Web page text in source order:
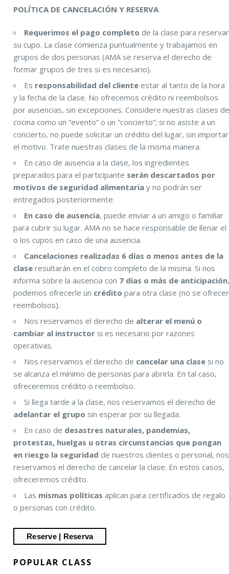
POLÍTICA DE CANCELACIÓN Y RESERVA
Requerimos el pago completo de la clase para reservar
su cupo. La clase comienza puntualmente y trabajamos en
grupos de dos personas (AMA se reserva el derecho de
formar grupos de tres si es necesario).
Es responsabilidad del cliente estar al tanto de la hora
y la fecha de la clase. No ofrecemos crédito ni reembolsos
por ausencias, sin excepciones. Considere nuestras clases
cocina como un “evento” o un “concierto”; si no asiste a un
concierto, no puede solicitar un crédito del lugar, sin importar
el motivo. Trate nuestras clases de la misma manera.
En caso de ausencia a la clase, los ingredientes
preparados para el participante serán descartados por
motivos de seguridad alimentaria y no podrán ser
entregados posteriormente.
En caso de ausencia, puede enviar a un amigo o familiar
para cubrir su lugar. AMA no se hace responsable de llenar el
o los cupos en caso de una ausencia.
Cancelaciones realizadas 6 días o menos antes de la
clase resultarán en el cobro completo de la misma. Si nos
informa sobre la ausencia con 7 días o más de anticipación
podemos ofrecerle un crédito para otra clase (no se
reembolsos).
Nos reservamos el derecho de alterar el menú o
cambiar al instructor si es necesario por razones
operativas.
Nos reservamos el derecho de cancelar una clase si no
se alcanza el mínimo de personas para abrirla. En tal caso,
ofreceremos crédito o reembolso.
Si llega tarde a la clase, nos reservamos el derecho de
adelantar el grupo sin esperar por su llegada.
En caso de desastres naturales, pandemias,
protestas, huelgas u otras circunstancias que pongan
en riesgo la seguridad de nuestros clientes o personal, nos
reservamos el derecho de cancelar la clase. En estos casos,
ofreceremos crédito.
Las mismas políticas aplican para certificados de regalo
o personas con crédito.
POPULAR CLASS